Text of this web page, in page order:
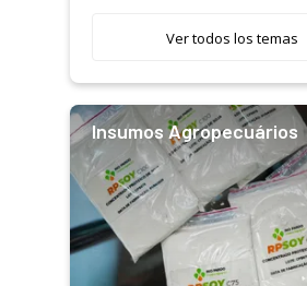
Ver todos los temas
Insumos Agropecuários